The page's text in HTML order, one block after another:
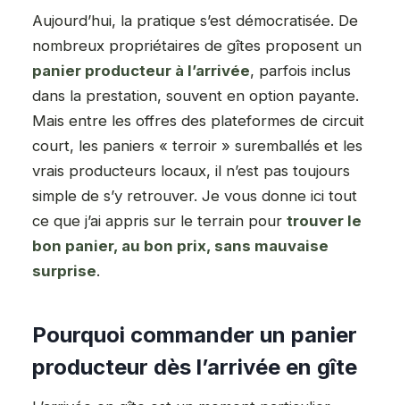
Aujourd’hui, la pratique s’est démocratisée. De
nombreux propriétaires de gîtes proposent un
panier producteur à l’arrivée, parfois inclus
dans la prestation, souvent en option payante.
Mais entre les offres des plateformes de circuit
court, les paniers « terroir » suremballés et les
vrais producteurs locaux, il n’est pas toujours
simple de s’y retrouver. Je vous donne ici tout
ce que j’ai appris sur le terrain pour trouver le
bon panier, au bon prix, sans mauvaise
surprise.
Pourquoi commander un panier
producteur dès l’arrivée en gîte